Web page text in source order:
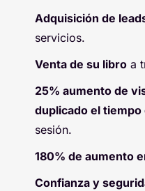
Adquisición de
servicios.
Venta de su libro a
25% aumento de
duplicado el
sesión.
180% de aumento
Confianza y